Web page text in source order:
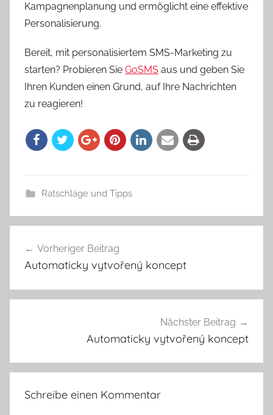
Kampagnenplanung und ermöglicht eine effektive
Personalisierung.
Bereit, mit personalisiertem SMS-Marketing zu
starten? Probieren Sie GoSMS aus und geben Sie
Ihren Kunden einen Grund, auf Ihre Nachrichten
zu reagieren!
Ratschläge und Tipps
Beitragsnavigation
Vorheriger Beitrag
Automaticky vytvořený koncept
Nächster Beitrag
Automaticky vytvořený koncept
Schreibe einen Kommentar